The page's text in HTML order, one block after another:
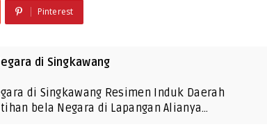
Pinterest
di Singkawang
di Singkawang Resimen Induk Daerah
bela Negara di Lapangan Alianya…